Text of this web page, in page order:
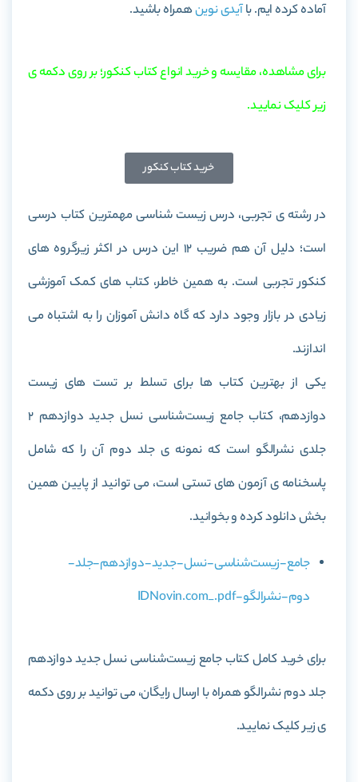
آماده کرده ایم. باآیدی نوینهمراه باشید.
برای مشاهده، مقایسه و خرید انواع کتاب کنکور؛ بر روی دکمه ی
زیر کلیک نمایید.
خرید کتاب کنکور
در رشته ی تجربی، درس زیست شناسی مهمترین کتاب درسی
است؛ دلیل آن هم ضریب 12 این درس در اکثر زیرگروه های
کنکور تجربی است. به همین خاطر، کتاب های کمک آموزشی
زیادی در بازار وجود دارد که گاه دانش آموزان را به اشتباه می
اندازند.
یکی از بهترین کتاب ها برای تسلط بر تست های زیست
دوازدهم، کتاب جامع زیست‌شناسی نسل جدید دوازدهم 2
جلدی نشرالگو است که نمونه ی جلد دوم آن را که شامل
پاسخنامه ی آزمون های تستی است، می توانید از پایین همین
بخش دانلود کرده و بخوانید.
جامع-زیست‌شناسی-نسل-جدید-دوازدهم-جلد-
دوم-نشرالگو-IDNovin.com_.pdf
برای خرید کامل کتاب جامع زیست‌شناسی نسل جدید دوازدهم
جلد دوم نشرالگو همراه با ارسال رایگان، می توانید بر روی دکمه
ی زیر کلیک نمایید.